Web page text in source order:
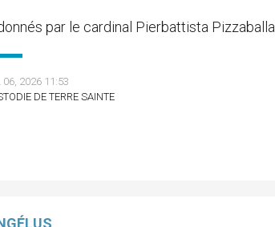
par le cardinal Pierbattista Pizzaballa
06, 2026 11:53
DE TERRE SAINTE